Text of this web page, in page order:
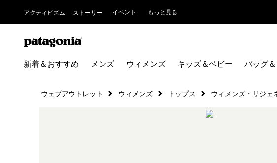
アクティビズム ストーリー イベント もっと見る
新着＆おすすめ メンズ ウィメンズ キッズ＆ベビー バッグ
ウェブアウトレット ウィメンズ トップス ウィメンズ・リジェ